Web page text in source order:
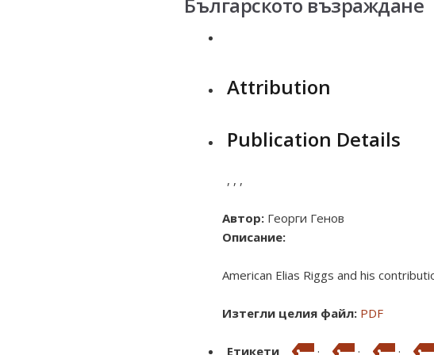
Attribution
Publication Details
, , ,
Автор: Георги Генов
Описание:
American Elias Riggs and his
Изтегли целия файл: PDF
Етикети · · ·